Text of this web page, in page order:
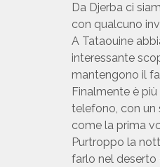
Da Djerba ci
con qualcuno
A Tataouine
interessante
mantengono il
Finalmente è
telefono, con un
come la prima
Purtroppo la
farlo nel deserto